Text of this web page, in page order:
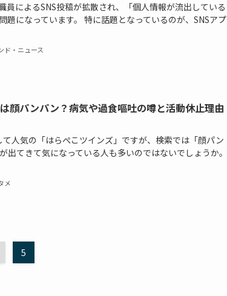
員によるSNS投稿が拡散され、「個人情報が流出している
題になっています。 特に話題となっているのが、SNSアプ
ド・ニュース
顔パンパン？病気や過食嘔吐の噂と活動休止理由
人気の「はらぺこツインズ」ですが、検索では「顔パン
出てきて気になっている人も多いのではないでしょうか。
メ
5